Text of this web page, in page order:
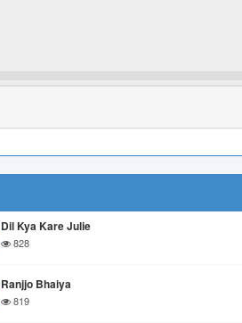
Dil Kya Kare Julie
828
Ranjjo Bhaiya
819